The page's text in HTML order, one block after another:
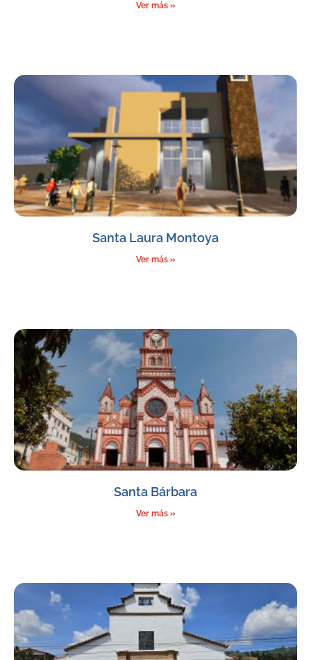
Ver más »
Santa Laura Montoya
Ver más »
Santa Bárbara
Ver más »